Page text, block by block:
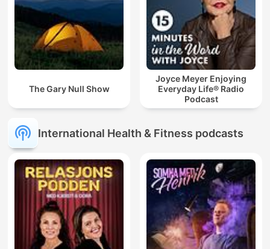
The Gary Null Show
Joyce Meyer Enjoying
Everyday Life® Radio
Podcast
International Health & Fitness podcasts